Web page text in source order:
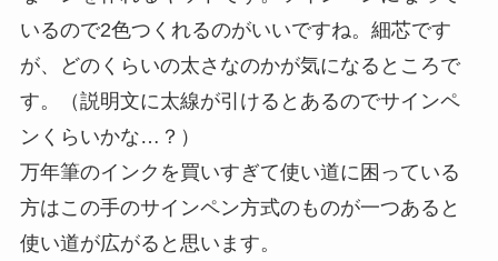
いるので2色つくれるのがいいですね。細芯です
が、どのくらいの太さなのかが気になるところで
す。（説明文に太線が引けるとあるのでサインペ
ンくらいかな…？）
万年筆のインクを買いすぎて使い道に困っている
方はこの手のサインペン方式のものが一つあると
使い道が広がると思います。